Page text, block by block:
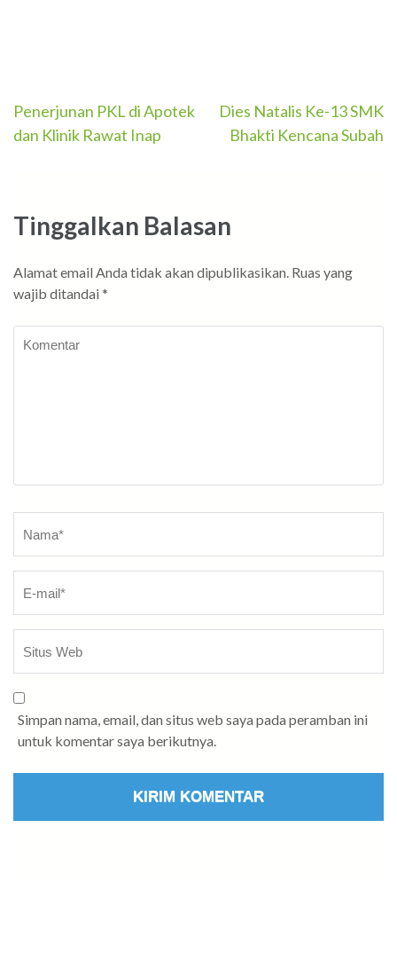
Navigasi
Penerjunan PKL di Apotek
dan Klinik Rawat Inap
Dies Natalis Ke-13 SMK
Bhakti Kencana Subah
Tinggalkan Balasan
Alamat email Anda tidak akan dipublikasikan. Ruas yang
wajib ditandai *
Simpan nama, email, dan situs web saya pada peramban ini
untuk komentar saya berikutnya.